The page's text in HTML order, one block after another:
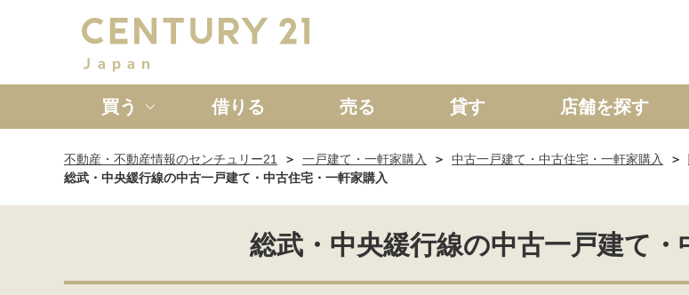
買う
新築一戸建て 中古一戸建て マンション 土地
借りる 売る 貸す 店舗を探す
不動産・不動産情報のセンチュリー21 一戸建て・一軒家購入 中古一戸建て・中古住宅・一軒家購入
総武・中央緩行線の中古一戸建て・中古住宅・一軒家購入
総武・中央緩行線の中古一戸建て・